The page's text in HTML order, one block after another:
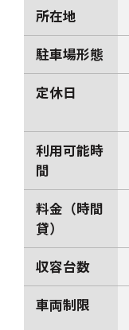
所在地
駐車場形態
定休日
利用可能時
間
料金（時間
貸）
収容台数
車両制限